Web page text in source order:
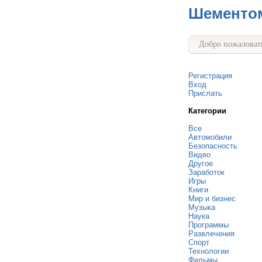
Добро
Регистрация
Вход
Прислать
Категории
Все
Автомобили
Безопасность
Видео
Другое
Заработок
Игры
Книги
Мир и бизнес
Музыка
Наука
Программы
Развлечения
Спорт
Технологии
Фильмы